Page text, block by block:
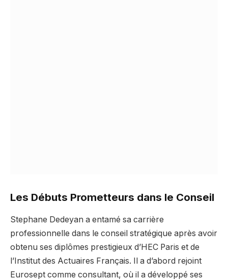
Les Débuts Prometteurs dans le Conseil
Stephane Dedeyan a entamé sa carrière
professionnelle dans le conseil stratégique après avoir
obtenu ses diplômes prestigieux d’HEC Paris et de
l’Institut des Actuaires Français. Il a d’abord rejoint
Eurosept comme consultant, où il a développé ses